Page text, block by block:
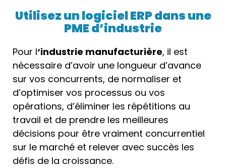
Utilisez un logiciel ERP dans une
PME d’industrie
Pour l‘industrie manufacturière, il est
nécessaire d’avoir une longueur d’avance
sur vos concurrents, de normaliser et
d’optimiser vos processus ou vos
opérations, d’éliminer les répétitions au
travail et de prendre les meilleures
décisions pour être vraiment concurrentiel
sur le marché et relever avec succès les
défis de la croissance.